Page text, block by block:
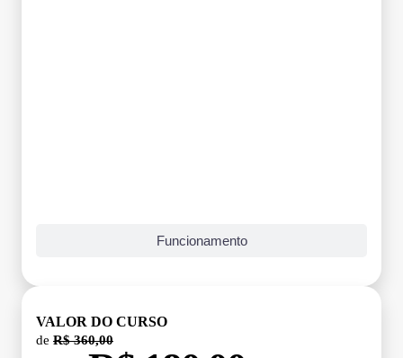
Funcionamento
VALOR DO CURSO
de R$ 360,00